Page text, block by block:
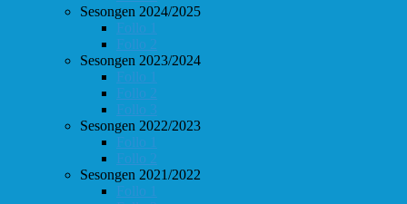
Sesongen 2024/2025
Follo 1
Follo 2
Sesongen 2023/2024
Follo 1
Follo 2
Follo 3
Sesongen 2022/2023
Follo 1
Follo 2
Sesongen 2021/2022
Follo 1